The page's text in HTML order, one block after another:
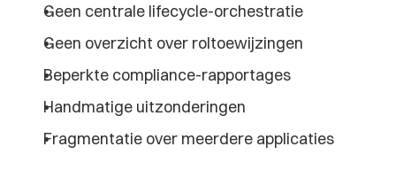
Geen centrale lifecycle-orchestratie
Geen overzicht over roltoewijzingen
Beperkte compliance-rapportages
Handmatige uitzonderingen
Fragmentatie over meerdere applicaties